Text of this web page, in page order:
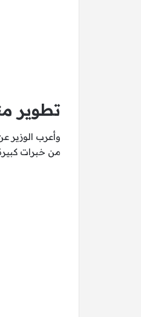
تطوير
وأعرب الوزير
من خبرات